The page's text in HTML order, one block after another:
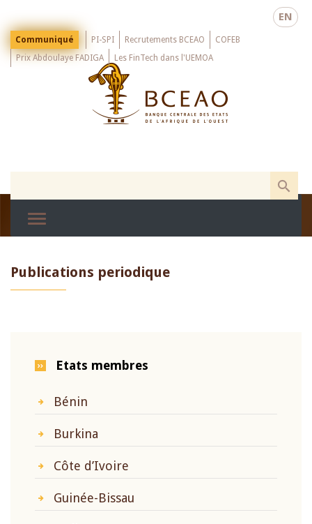
main
EN
Menu
Top
Communiqué PI-SPI Recrutements BCEAO
COFEB
Prix Abdoulaye FADIGA
Les FinTech dans l'UEMOA
Publications periodique
Etats membres
Bénin
Burkina
Côte d’Ivoire
Guinée-Bissau